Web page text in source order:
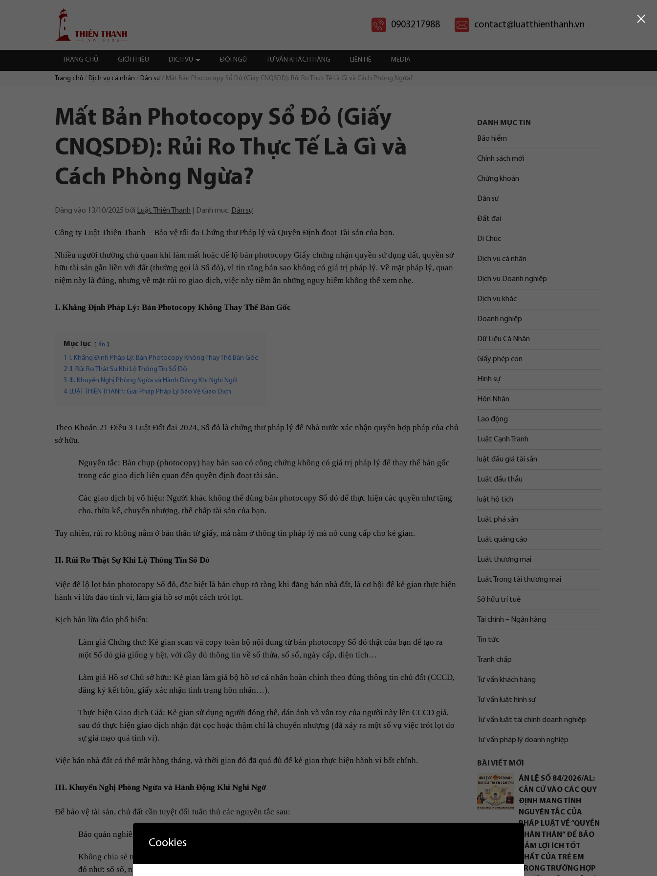
Trang
chủ
0903217988 contact@luatthienthanh.vn
TRANG CHỦ GIỚI THIỆU DỊCH VỤ ĐỘI NGŨ TƯ VẤN KHÁCH HÀNG LIÊN HỆ MEDIA
Duyệt:
Trang chủ Dịch vụ cá nhân Dân sự Mất Bản Photocopy Sổ Đỏ (Giấy CNQSDĐ): Rủi Ro Thực Tế Là Gì và Cách Phòng Ngừa?
Mất Bản Photocopy Sổ Đỏ (Giấy
CNQSDĐ): Rủi Ro Thực Tế Là Gì và
Cách Phòng Ngừa?
Đăng vào 13/10/2025 bởi Luật Thiên Thanh Danh mục: Dân sự
Công ty Luật Thiên Thanh – Bảo vệ tối đa Chứng thư Pháp lý và Quyền Định đoạt Tài sản của bạn.
Nhiều người thường chủ quan khi làm mất hoặc để lộ bản photocopy Giấy chứng nhận quyền sử dụng đất, quyền sở
hữu tài sản gắn liền với đất (thường gọi là Sổ đỏ), vì tin rằng bản sao không có giá trị pháp lý. Về mặt pháp lý, quan
niệm này là đúng, nhưng về mặt rủi ro giao dịch, việc này tiềm ẩn những nguy hiểm không thể xem nhẹ.
I. Khẳng Định Pháp Lý: Bản Photocopy Không Thay Thế Bản Gốc
Mục lục ẩn
1 I. Khẳng Định Pháp Lý: Bản Photocopy Không Thay Thế Bản Gốc
2 II. Rủi Ro Thật Sự Khi Lộ Thông Tin Sổ Đỏ
3 III. Khuyến Nghị Phòng Ngừa và Hành Động Khi Nghi Ngờ
4 LUẬT THIÊN THANH: Giải Pháp Pháp Lý Bảo Vệ Giao Dịch
Theo Khoản 21 Điều 3 Luật Đất đai 2024, Sổ đỏ là chứng thư pháp lý để Nhà nước xác nhận quyền hợp pháp của chủ
sở hữu.
Nguyên tắc: Bản chụp (photocopy) hay bản sao có công chứng không có giá trị pháp lý để thay thế bản gốc
trong các giao dịch liên quan đến quyền định đoạt tài sản.
Các giao dịch bị vô hiệu: Người khác không thể dùng bản photocopy Sổ đỏ để thực hiện các quyền như tặng
cho, thừa kế, chuyển nhượng, thế chấp tài sản của bạn.
Tuy nhiên, rủi ro không nằm ở bản thân tờ giấy, mà nằm ở thông tin pháp lý mà nó cung cấp cho kẻ gian.
II. Rủi Ro Thật Sự Khi Lộ Thông Tin Sổ Đỏ
Việc để lộ lọt bản photocopy Sổ đỏ, đặc biệt là bản chụp rõ ràng khi đăng bán nhà đất, là cơ hội để kẻ gian thực hiện
hành vi lừa đảo tinh vi, làm giả hồ sơ một cách trót lọt.
Kịch bản lừa đảo phổ biến:
Làm giả Chứng thư: Kẻ gian scan và copy toàn bộ nội dung từ bản photocopy Sổ đỏ thật của bạn để tạo ra
một Sổ đỏ giả giống y hệt, với đầy đủ thông tin về số thửa, số sổ, ngày cấp, diện tích…
Làm giả Hồ sơ Chủ sở hữu: Kẻ gian làm giả bộ hồ sơ cá nhân hoàn chỉnh theo đúng thông tin chủ đất (CCCD,
đăng ký kết hôn, giấy xác nhận tình trạng hôn nhân…).
Thực hiện Giao dịch Giả: Kẻ gian sử dụng người đóng thế, dán ảnh và vân tay của người này lên CCCD giả,
sau đó thực hiện giao dịch nhận đặt cọc hoặc thậm chí là chuyển nhượng (đã xảy ra một số vụ việc trót lọt do
sự giả mạo quá tinh vi).
Việc bán nhà đất có thể mất hàng tháng, và thời gian đó đã quá đủ để kẻ gian thực hiện hành vi bất chính.
III. Khuyến Nghị Phòng Ngừa và Hành Động Khi Nghi Ngờ
Để bảo vệ tài sản, chủ đất cần tuyệt đối tuân thủ các nguyên tắc sau:
Bảo quản nghiêm ngặt: Cất giữ Sổ đỏ bản gốc ở nơi an toàn tuyệt đối.
Không chia sẻ tùy tiện: Khi đăng bán nhà đất, bắt buộc phải làm mờ các thông tin quan trọng trên bản chụp Sổ
đỏ như: số sổ, ngày cấp, người cấp, số thửa, diện tích và sơ đồ thửa đất.
DANH MỤC TIN
Bảo hiểm
Chính sách mới
Chứng khoán
Dân sự
Đất đai
Di Chúc
Dịch vụ cá nhân
Dịch vụ Doanh nghiệp
Dịch vụ khác
Doanh nghiệp
Dữ Liệu Cá Nhân
Giấy phép con
Hình sự
Hôn Nhân
Lao động
Luật Cạnh Tranh
luật đấu giá tài sản
Luật đấu thầu
luật hộ tịch
Luật phá sản
Luật quảng cáo
Luật thương mại
Luật Trọng tài thương mại
Sở hữu trí tuệ
Tài chính – Ngân hàng
Tin tức
Tranh chấp
Tư vấn khách hàng
Tư vấn luật hình sự
Tư vấn luật tài chính doanh nghiệp
Tư vấn pháp lý doanh nghiệp
BÀI VIẾT MỚI
ÁN LỆ SỐ 84/2026/AL:
CĂN CỨ VÀO CÁC QUY
ĐỊNH MANG TÍNH
NGUYÊN TẮC CỦA
PHÁP LUẬT VỀ “QUYỀN
NHÂN THÂN” ĐỂ BẢO
ĐẢM LỢI ÍCH TỐT
NHẤT CỦA TRẺ EM
TRONG TRƯỜNG HỢP
×
Cookies